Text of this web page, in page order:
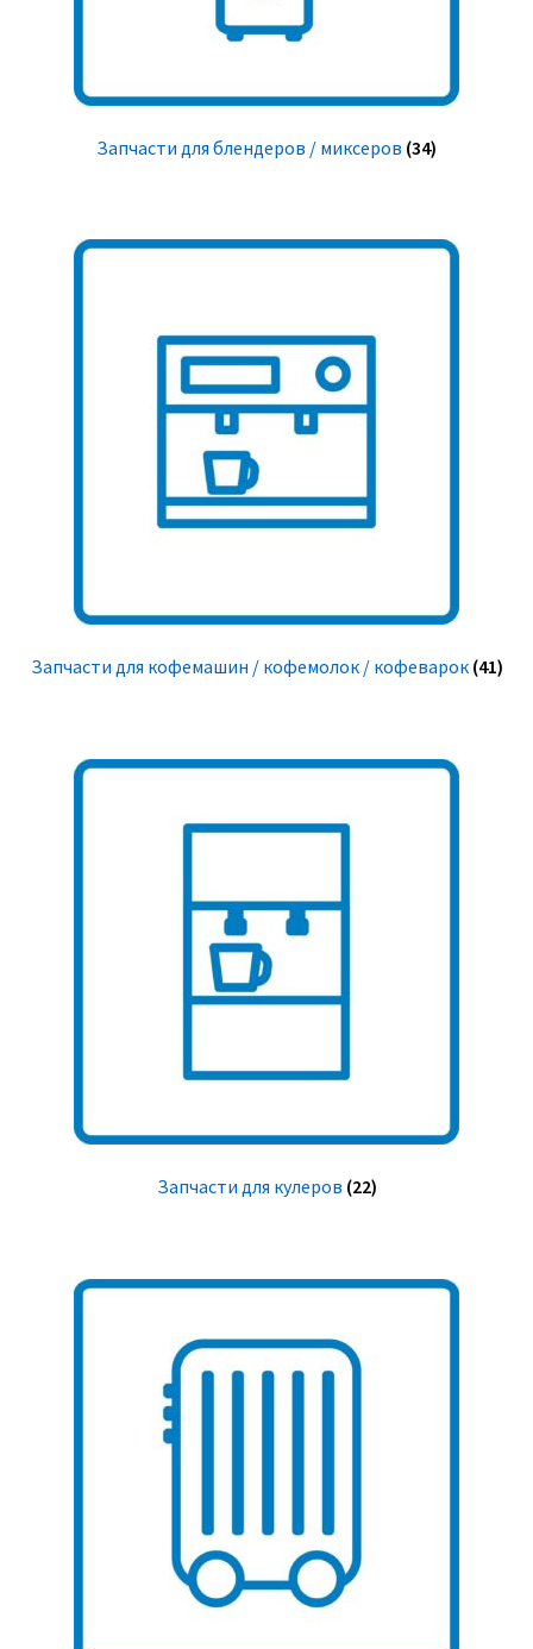
Запчасти для блендеров / миксеров (34)
Запчасти для кофемашин / кофемолок / кофеварок (41)
Запчасти для кулеров (22)